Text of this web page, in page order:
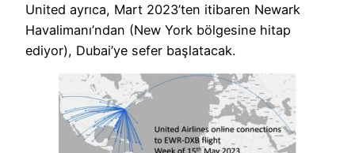
United ayrıca, Mart 2023’ten itibaren Newark
Havalimanı’ndan (New York bölgesine hitap
ediyor), Dubai’ye sefer başlatacak.